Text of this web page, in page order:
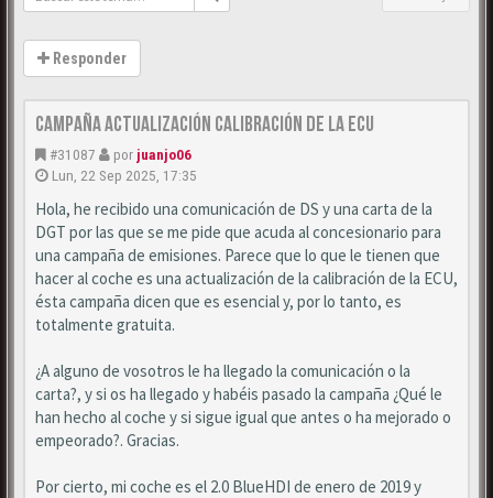
Responder
Campaña actualización calibración de la ECU
#31087 por juanjo06
Lun, 22 Sep 2025, 17:35
Hola, he recibido una comunicación de DS y una carta de la
DGT por las que se me pide que acuda al concesionario para
una campaña de emisiones. Parece que lo que le tienen que
hacer al coche es una actualización de la calibración de la ECU,
ésta campaña dicen que es esencial y, por lo tanto, es
totalmente gratuita.
¿A alguno de vosotros le ha llegado la comunicación o la
carta?, y si os ha llegado y habéis pasado la campaña ¿Qué le
han hecho al coche y si sigue igual que antes o ha mejorado o
empeorado?. Gracias.
Por cierto, mi coche es el 2.0 BlueHDI de enero de 2019 y